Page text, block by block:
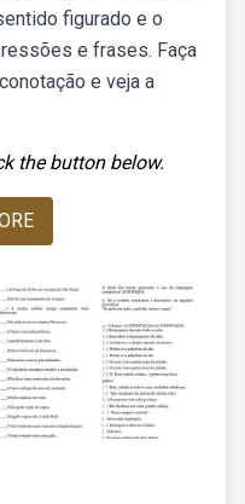
figurado e o
e frases. Faça
e veja a
the button below.